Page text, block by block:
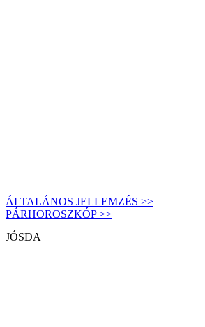
ÁLTALÁNOS JELLEMZÉS >>
PÁRHOROSZKÓP >>
JÓSDA